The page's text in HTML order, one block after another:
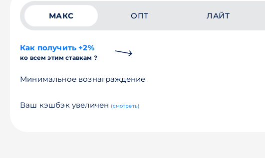
МАКС ОПТ ЛАЙТ
Как получить +2%
ко всем этим ставкам ?
Минимальное вознаграждение
Ваш кэшбэк увеличен (смотреть)